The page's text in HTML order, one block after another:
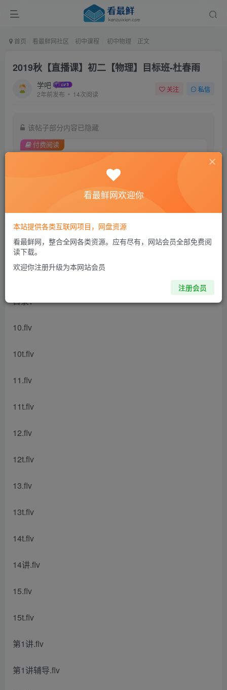
首页 看最鲜网社区 初中课程 初中物理 正文
2019秋【直播课】初二【物理】目标班-杜春雨
学吧
2年前发布 14次阅读
关注 私信
该帖子部分内容已隐藏
付费阅读
8.8
此内容为付费阅读，请付费后查看
2019秋【直播课】初二【物理】目标班-杜春雨
目录：
10.flv
10t.flv
11.flv
11t.flv
12.flv
12t.flv
13.flv
13t.flv
14t.flv
14讲.flv
15.flv
15t.flv
第1讲.flv
第1讲辅导.flv
看最鲜网欢迎你
本站提供各类互联网项目，网盘资源
看最鲜网，整合全网各类资源。应有尽有，网站会员全部免费阅
读下载。
欢迎你注册升级为本网站会员
注册会员